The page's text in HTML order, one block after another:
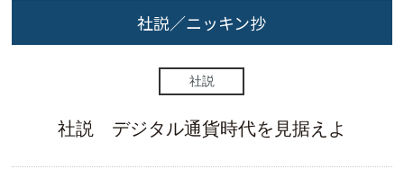
社説／ニッキン抄
社説
社説 デジタル通貨時代を見据えよ